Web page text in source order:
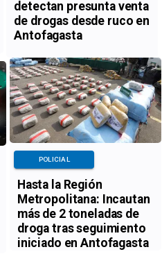
detectan presunta venta
de drogas desde ruco en
Antofagasta
Hasta la Región
Metropolitana: Incautan
más de 2 toneladas de
droga tras seguimiento
iniciado en Antofagasta
POLICIAL